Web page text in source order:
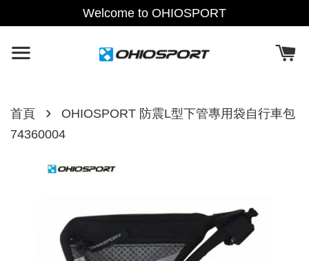
Welcome to OHIOSPORT
首頁 ›
OHIOSPORT 防震L型下管專用袋自行車包
74360004